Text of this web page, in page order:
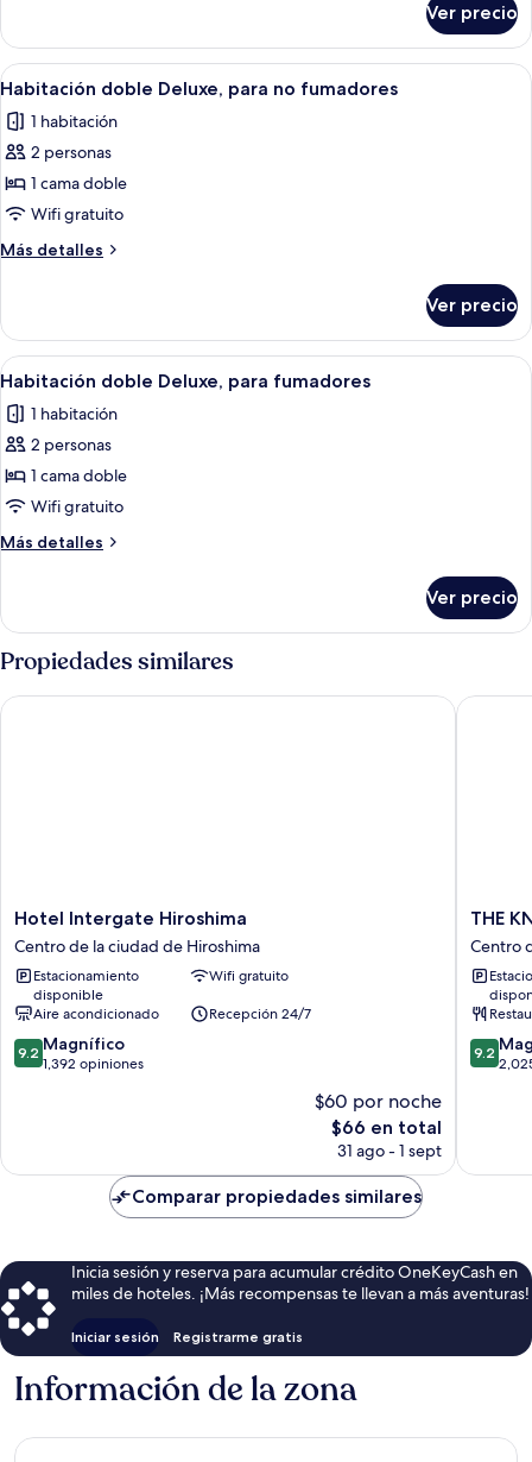
camas
individuales
superior
con
2
individuales
Ver precio
Abrir
todas
las
fotos
de
Habitación
doble
Deluxe,
no
fumadores
Una habitación de hotel con cama,
6
Habitación doble Deluxe, para no fumadores
1 habitación
2 personas
1 cama doble
Wifi gratuito
Más detalles
Más
doble
Deluxe,
para
fumadores
Ver precio
Abrir
todas
las
fotos
de
Habitación
doble
Deluxe,
fumadores
Una habitación de hotel con cama,
6
Habitación doble Deluxe, para fumadores
1 habitación
2 personas
1 cama doble
Wifi gratuito
Más detalles
Más
doble
Deluxe,
para
fumadores
Ver precio
Propiedades similares
Hotel
Intergate
Hiroshima
Centro
la
ciudad
de
Hotel Intergate Hiroshima
Centro de la ciudad de Hiroshima
Estacionamiento
disponible
Wifi gratuito
Aire acondicionado
Recepción 24/7
9.2
de
9.2 Magnífico
1,392 opiniones
$60 por noche
El
precio
es
$66 en total
31 ago - 1 sept
Hotel Intergate Hiroshima
THE
KNOT
Centro
la
ciudad
de
THE
Centro
9.2
de
9.2
THE
Comparar propiedades similares
Inicia sesión y reserva para acumular crédito OneKeyCash en
miles de hoteles. ¡Más recompensas te llevan a más aventuras!
Iniciar sesión Registrarme gratis
Información de la zona